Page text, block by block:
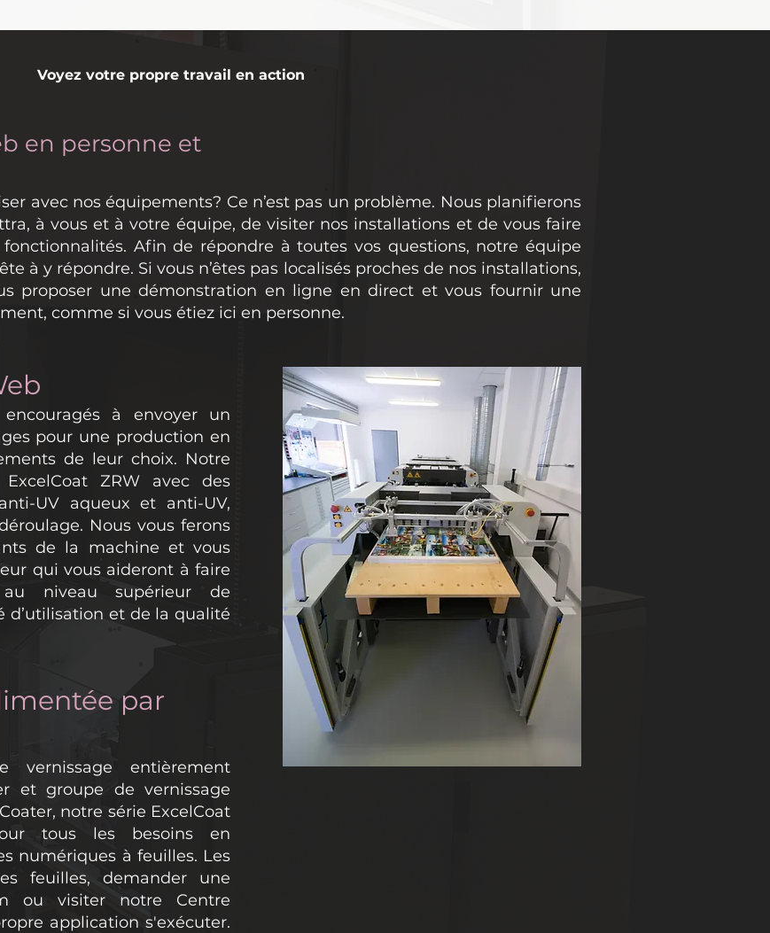
en personne et
avec nos équipements? Ce n’est pas un problème. Nous planifierons
à vous et à votre équipe, de visiter nos installations et de vous faire
Afin de répondre à toutes vos questions, notre équipe
à y répondre. Si vous n’êtes pas localisés proches de nos installations,
proposer une démonstration en ligne en direct et vous fournir une
comme si vous étiez ici en personne.
à envoyer un
pour une production en
de leur choix. Notre
ZRW avec des
UV aqueux et anti-UV,
Nous vous ferons
de la machine et vous
qui vous aideront à faire
niveau supérieur de
d’utilisation et de la qualité
par
entièrement
et groupe de vernissage
notre série ExcelCoat
tous les besoins en
numériques à feuilles. Les
feuilles, demander une
ou visiter notre Centre
application s'exécuter.
Voyez votre propre travail en action